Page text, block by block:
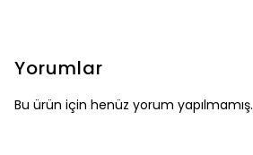
Yorumlar
Bu ürün için henüz yorum yapılmamış.